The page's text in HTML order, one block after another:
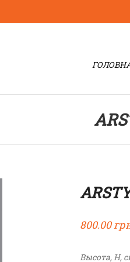
800.00
Высота, H,